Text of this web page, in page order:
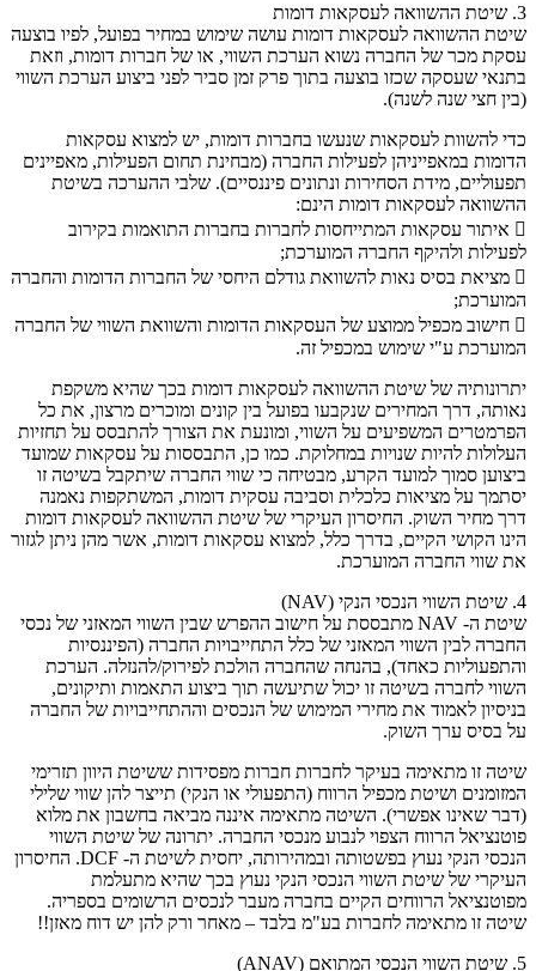
3. שיטת ההשוואה לעסקאות דומות
שיטת ההשוואה לעסקאות דומות עושה שימוש במחיר בפועל, לפיו בוצעה
עסקת מכר של החברה נשוא הערכת השווי, או של חברות דומות, וזאת
בתנאי שעסקה שכזו בוצעה בתוך פרק זמן סביר לפני ביצוע הערכת השווי
(בין חצי שנה לשנה).
כדי להשוות לעסקאות שנעשו בחברות דומות, יש למצוא עסקאות
הדומות במאפייניהן לפעילות החברה (מבחינת תחום הפעילות, מאפיינים
תפעוליים, מידת הסחירות ונתונים פיננסיים). שלבי ההערכה בשיטת
ההשוואה לעסקאות דומות הינם:
 איתור עסקאות המתייחסות לחברות בחברות התואמות בקירוב
לפעילות ולהיקף החברה המוערכת;
 מציאת בסיס נאות להשוואת גודלם היחסי של החברות הדומות והחברה
המוערכת;
 חישוב מכפיל ממוצע של העסקאות הדומות והשוואת השווי של החברה
המוערכת ע"י שימוש במכפיל זה.
יתרונותיה של שיטת ההשוואה לעסקאות דומות בכך שהיא משקפת
נאותה, דרך המחירים שנקבעו בפועל בין קונים ומוכרים מרצון, את כל
הפרמטרים המשפיעים על השווי, ומונעת את הצורך להתבסס על תחזיות
העלולות להיות שנויות במחלוקת. כמו כן, התבססות על עסקאות שמועד
ביצוען סמוך למועד הקרע, מבטיחה כי שווי החברה שיתקבל בשיטה זו
יסתמך על מציאות כלכלית וסביבה עסקית דומות, המשתקפות נאמנה
דרך מחיר השוק. החיסרון העיקרי של שיטת ההשוואה לעסקאות דומות
הינו הקושי הקיים, בדרך כלל, למצוא עסקאות דומות, אשר מהן ניתן לגזור
את שווי החברה המוערכת.
4. שיטת השווי הנכסי הנקי (NAV)
שיטת ה- NAV מתבססת על חישוב ההפרש שבין השווי המאזני של נכסי
החברה לבין השווי המאזני של כלל התחייבויות החברה (הפיננסיות
והתפעוליות כאחד), בהנחה שהחברה הולכת לפירוק/להנזלה. הערכת
השווי לחברה בשיטה זו יכול שתיעשה תוך ביצוע התאמות ותיקונים,
בניסיון לאמוד את מחירי המימוש של הנכסים וההתחייבויות של החברה
על בסיס ערך השוק.
שיטה זו מתאימה בעיקר לחברות חברות מפסידות ששיטת היוון תזרימי
המזומנים ושיטת מכפיל הרווח (התפעולי או הנקי) תייצר להן שווי שלילי
(דבר שאינו אפשרי). השיטה מתאימה איננה מביאה בחשבון את מלוא
פוטנציאל הרווח הצפוי לנבוע מנכסי החברה. יתרונה של שיטת השווי
הנכסי הנקי נעוץ בפשטותה ובמהירותה, יחסית לשיטת ה- DCF. החיסרון
העיקרי של שיטת השווי הנכסי הנקי נעוץ בכך שהיא מתעלמת
מפוטנציאל הרווחים הקיים בחברה מעבר לנכסים הרשומים בספריה.
שיטה זו מתאימה לחברות בע"מ בלבד – מאחר ורק להן יש דוח מאזן!!
5. שיטת השווי הנכסי המתואם (ANAV)